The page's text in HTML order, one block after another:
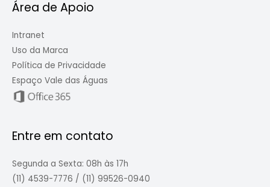
Área de Apoio
Intranet
Uso da Marca
Política de Privacidade
Espaço Vale das Águas
Entre em contato
Segunda a Sexta: 08h às 17h
(11) 4539-7776 / (11) 99526-0940